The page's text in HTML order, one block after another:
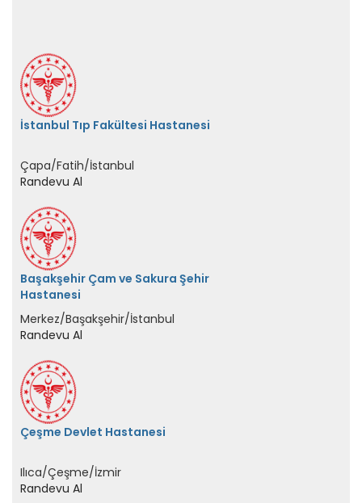
Çapa/Fatih/İstanbul
Randevu Al
Hastanesi
Merkez/Başakşehir/İstanbul
Randevu Al
Ilıca/Çeşme/İzmir
Randevu Al